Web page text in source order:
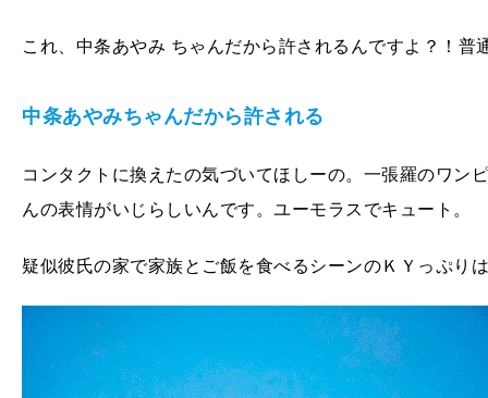
これ、中条あやみ ちゃんだから許されるんですよ？！普
中条あやみちゃんだから許される
コンタクトに換えたの気づいてほしーの。一張羅のワン
んの表情がいじらしいんです。ユーモラスでキュート。
疑似彼氏の家で家族とご飯を食べるシーンのＫＹっぷり